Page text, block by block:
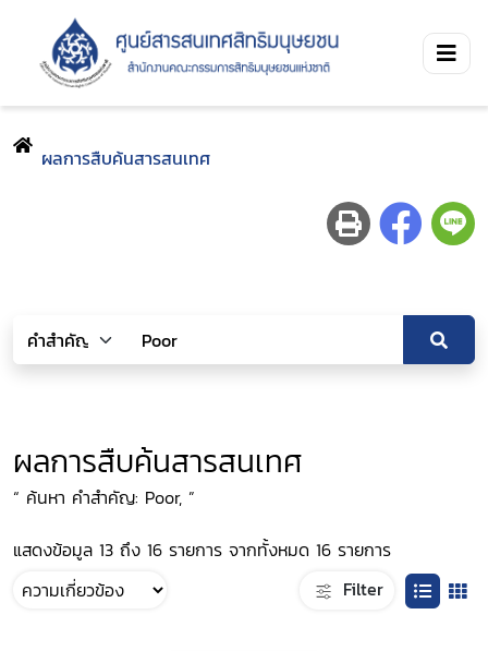
ผลการสืบค้นสารสนเทศ
ผลการสืบค้นสารสนเทศ
“ ค้นหา คำสำคัญ: Poor, ”
แสดงข้อมูล 13 ถึง 16 รายการ จากทั้งหมด 16 รายการ
Filter